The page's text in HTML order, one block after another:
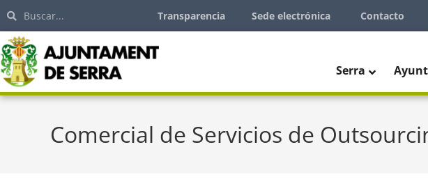
Transparencia Sede electrónica Contacto
Serra
Comercial de Servicios de